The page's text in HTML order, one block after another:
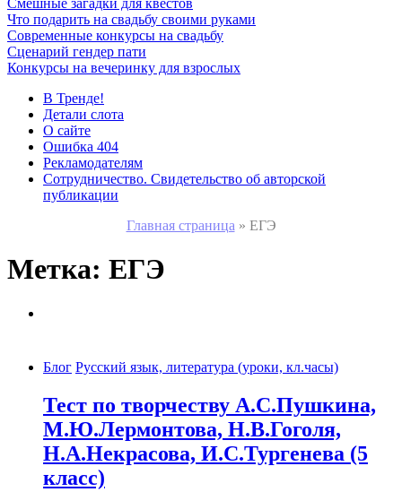
Смешные загадки для квестов
Что подарить на свадьбу своими руками
Современные конкурсы на свадьбу
Сценарий гендер пати
Конкурсы на вечеринку для взрослых
В Тренде!
Детали слота
О сайте
Ошибка 404
Рекламодателям
Сотрудничество. Свидетельство об авторской
публикации
Главная страница » ЕГЭ
Метка: ЕГЭ
Блог Русский язык, литература (уроки, кл.часы)
Тест по творчеству А.С.Пушкина,
М.Ю.Лермонтова, Н.В.Гоголя,
Н.А.Некрасова, И.С.Тургенева (5
класс)